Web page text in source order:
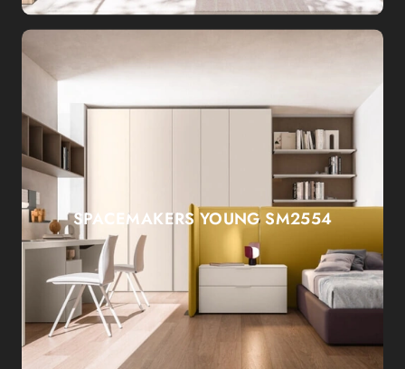
SPACEMAKERS YOUNG SM2554